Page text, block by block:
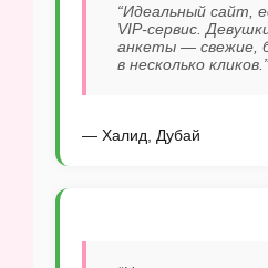
“Идеальный сайт,
VIP-сервис.
анкеты — свежие,
в несколько кликов.”
— Халид, Дубай